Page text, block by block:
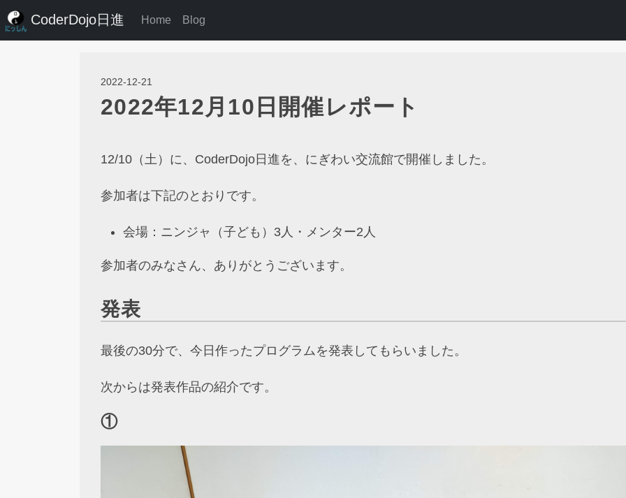
CoderDojo日進 Home Blog
2022-12-21
2022年12月10日開催レポート
12/10（土）に、CoderDojo日進を、にぎわい交流館で開催しました。
参加者は下記のとおりです。
会場：ニンジャ（子ども）3人・メンター2人
参加者のみなさん、ありがとうございます。
発表
最後の30分で、今日作ったプログラムを発表してもらいました。
次からは発表作品の紹介です。
①